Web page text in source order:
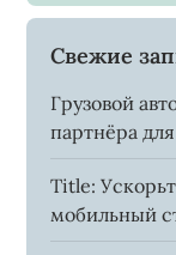
Свежие
Грузовой
партнёра
Title:
мобильный